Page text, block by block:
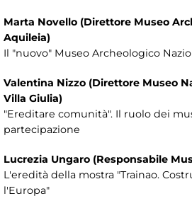
Marta Novello (Direttore Museo
Aquileia)
Il "nuovo" Museo Archeologico
Valentina Nizzo (Direttore Museo
Villa Giulia)
"Ereditare comunità". Il ruolo dei
partecipazione
Lucrezia Ungaro (Responsabile
L'eredità della mostra "Trainao.
l'Europa"